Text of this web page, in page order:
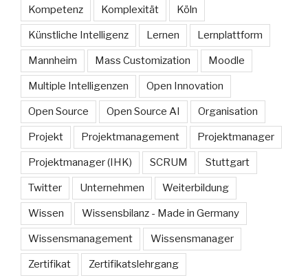
Kompetenz Komplexität Köln
Künstliche Intelligenz Lernen Lernplattform
Mannheim Mass Customization Moodle
Multiple Intelligenzen Open Innovation
Open Source Open Source AI Organisation
Projekt Projektmanagement Projektmanager
Projektmanager (IHK) SCRUM Stuttgart
Twitter Unternehmen Weiterbildung
Wissen Wissensbilanz - Made in Germany
Wissensmanagement Wissensmanager
Zertifikat Zertifikatslehrgang